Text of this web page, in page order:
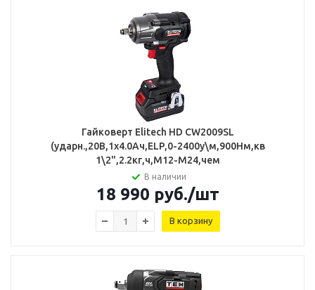
Гайковерт Elitech HD CW2009SL
(ударн.,20В,1х4.0Ач,ELP,0-2400у\м,900Нм,кв
1\2",2.2кг,ч,М12-М24,чем
В наличии
18 990 руб./шт
В корзину